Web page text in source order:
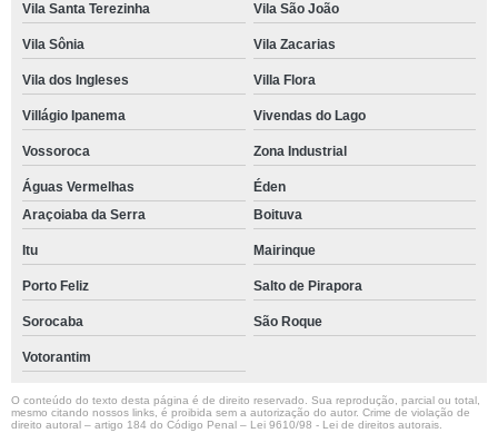
Vila Santa Terezinha Vila São João
Vila Sônia Vila Zacarias
Vila dos Ingleses Villa Flora
Villágio Ipanema Vivendas do Lago
Vossoroca Zona Industrial
Águas Vermelhas
Éden
Araçoiaba da Serra
Boituva
Itu Mairinque
Porto Feliz Salto de Pirapora
Sorocaba São Roque
Votorantim
O conteúdo do texto desta página é de direito reservado. Sua reprodução, parcial ou total,
mesmo citando nossos links, é proibida sem a autorização do autor. Crime de violação de
direito autoral – artigo 184 do Código Penal – Lei 9610/98 - Lei de direitos autorais